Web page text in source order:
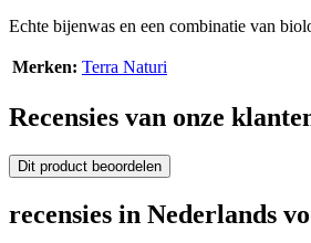
Echte bijenwas en een combinatie van
Merken: Terra Naturi
Recensies van onze
Dit product beoordelen
recensies in Nederlands